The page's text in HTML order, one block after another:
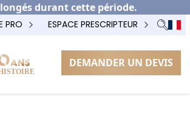
durant cette période.
PRO ESPACE PRESCRIPTEUR
DEMANDER UN DEVIS